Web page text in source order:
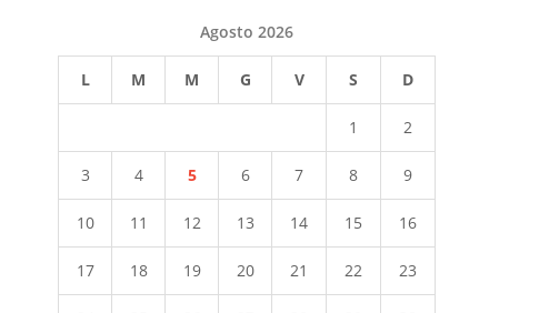
Agosto 2026
L M M G V S D
1 2
3 4 5 6 7 8 9
10 11 12 13 14 15 16
17 18 19 20 21 22 23